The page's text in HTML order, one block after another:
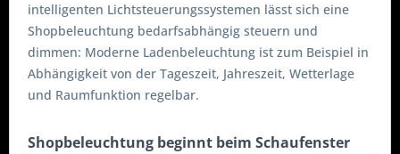
intelligenten Lichtsteuerungssystemen lässt sich eine
Shopbeleuchtung bedarfsabhängig steuern und
dimmen: Moderne Ladenbeleuchtung ist zum Beispiel in
Abhängigkeit von der Tageszeit, Jahreszeit, Wetterlage
und Raumfunktion regelbar.
Shopbeleuchtung beginnt beim Schaufenster